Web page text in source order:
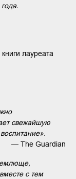
лауреата
свежайшую
— The Guardian
с тем